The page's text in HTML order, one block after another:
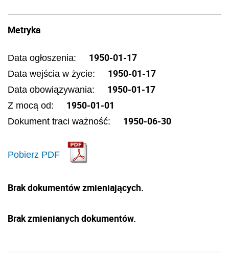
Metryka
Data ogłoszenia: 1950-01-17
Data wejścia w życie: 1950-01-17
Data obowiązywania: 1950-01-17
Z mocą od: 1950-01-01
Dokument traci ważność: 1950-06-30
Pobierz PDF
Brak dokumentów zmieniających.
Brak zmienianych dokumentów.